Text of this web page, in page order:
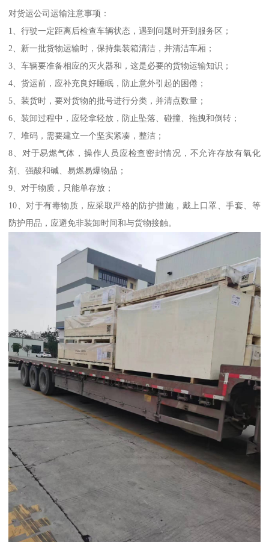
对货运公司运输注意事项：
1、行驶一定距离后检查车辆状态，遇到问题时开到服务区；
2、新一批货物运输时，保持集装箱清洁，并清洁车厢；
3、车辆要准备相应的灭火器和，这是必要的货物运输知识；
4、货运前，应补充良好睡眠，防止意外引起的困倦；
5、装货时，要对货物的批号进行分类，并清点数量；
6、装卸过程中，应轻拿轻放，防止坠落、碰撞、拖拽和倒转；
7、堆码，需要建立一个坚实紧凑，整洁；
8、对于易燃气体，操作人员应检查密封情况，不允许存放有氧化
剂、强酸和碱、易燃易爆物品；
9、对于物质，只能单存放；
10、对于有毒物质，应采取严格的防护措施，戴上口罩、手套、等
防护用品，应避免非装卸时间和与货物接触。